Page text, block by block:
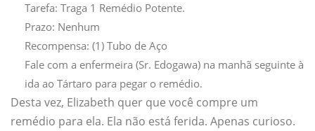
Tarefa: Traga 1 Remédio Potente.
Prazo: Nenhum
Recompensa: (1) Tubo de Aço
Fale com a enfermeira (Sr. Edogawa) na manhã seguinte à
ida ao Tártaro para pegar o remédio.
Desta vez, Elizabeth quer que você compre um
remédio para ela. Ela não está ferida. Apenas curioso.